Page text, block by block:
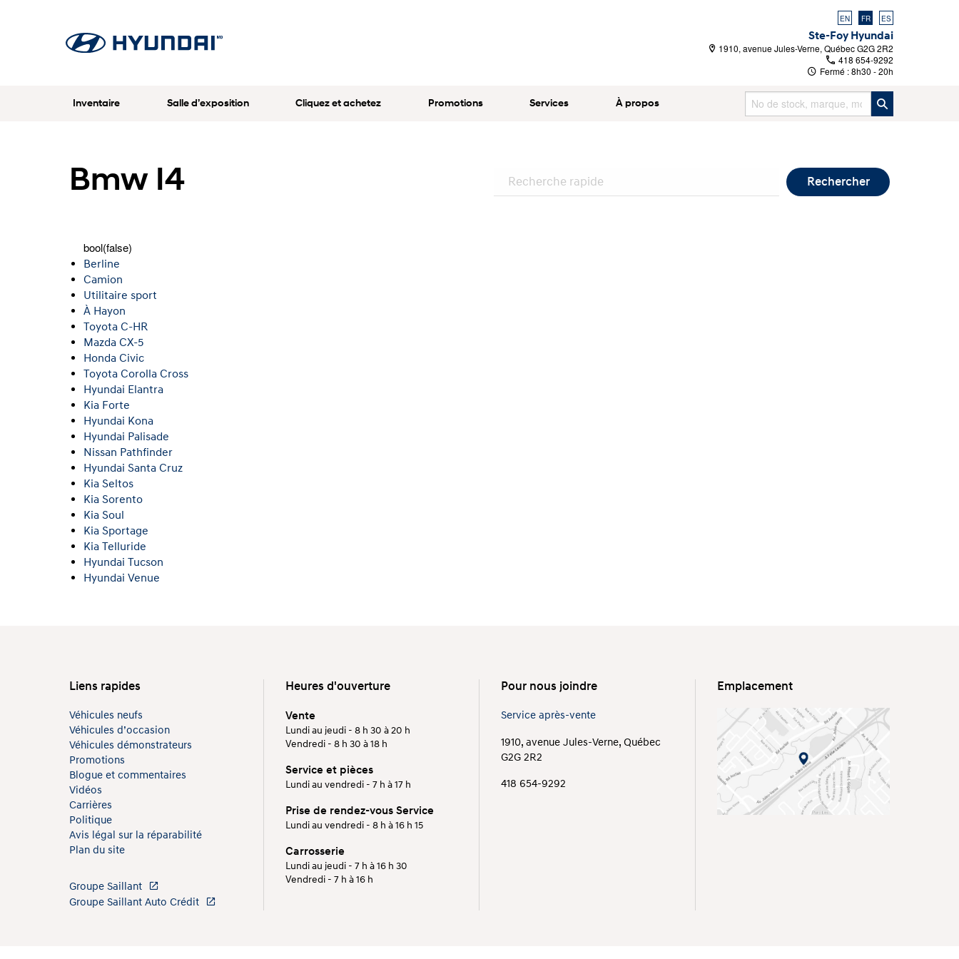
EN FR ES
Ste-Foy Hyundai
1910, avenue Jules-Verne, Québec G2G 2R2
418 654-9292
Fermé :8h30 - 20h
Inventaire Salle d’exposition Cliquez et achetez Promotions Services À propos
Bmw I4 Rechercher
bool(false)
Berline
Camion
Utilitaire sport
À Hayon
Toyota C-HR
Mazda CX-5
Honda Civic
Toyota Corolla Cross
Hyundai Elantra
Kia Forte
Hyundai Kona
Hyundai Palisade
Nissan Pathfinder
Hyundai Santa Cruz
Kia Seltos
Kia Sorento
Kia Soul
Kia Sportage
Kia Telluride
Hyundai Tucson
Hyundai Venue
Liens rapides
Véhicules neufs
Véhicules d’occasion
Véhicules démonstrateurs
Promotions
Blogue et commentaires
Vidéos
Carrières
Politique
Avis légal sur la réparabilité
Plan du site
Groupe Saillant
Groupe Saillant Auto Crédit
Heures d'ouverture
Vente
Lundi au jeudi - 8 h 30 à 20 h
Vendredi - 8 h 30 à 18 h
Service et pièces
Lundi au vendredi - 7 h à 17 h
Prise de rendez-vous Service
Lundi au vendredi - 8 h à 16 h 15
Carrosserie
Lundi au jeudi - 7 h à 16 h 30
Vendredi - 7 h à 16 h
Pour nous joindre
Service après-vente
1910, avenue Jules-Verne, Québec
G2G 2R2
418 654-9292
Emplacement